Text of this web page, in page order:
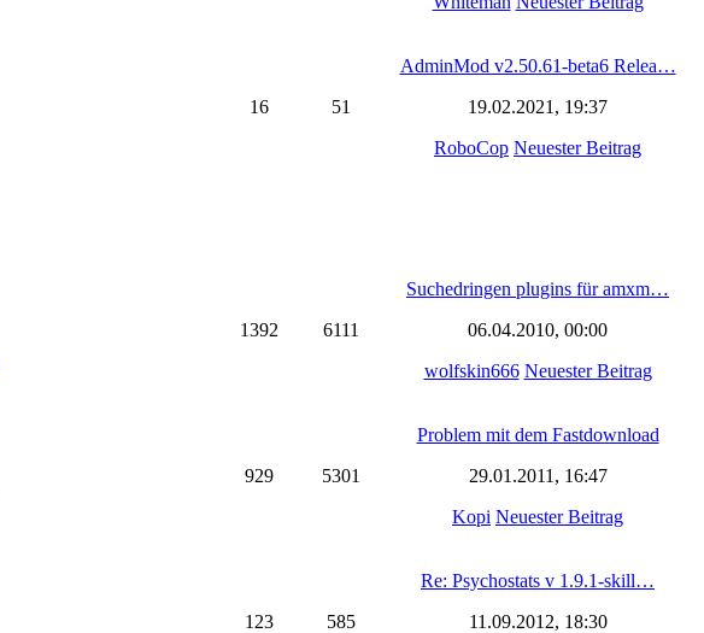
16 51
AdminMod v2.50.61-beta6 Relea…
19.02.2021, 19:37
RoboCop Neuester Beitrag
1392 6111
Suchedringen plugins für amxm…
06.04.2010, 00:00
wolfskin666 Neuester Beitrag
929 5301
Problem mit dem Fastdownload
29.01.2011, 16:47
Kopi Neuester Beitrag
123 585
Re: Psychostats v 1.9.1-skill…
11.09.2012, 18:30